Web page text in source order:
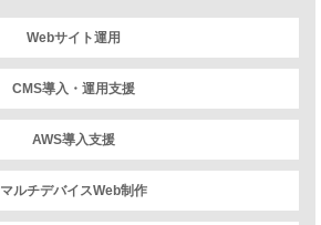
Webサイト運用
CMS導入・運用支援
AWS導入支援
マルチデバイスWeb制作